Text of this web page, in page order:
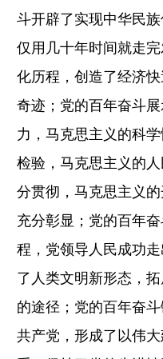
斗开辟了实现中华民
仅用几十年时间就走
化历程，创造了经济
奇迹；党的百年奋斗
力，马克思主义的科
检验，马克思主义的
分贯彻，马克思主义
充分彰显；党的百年
程，党领导人民成功
了人类文明新形态，
的途径；党的百年奋
共产党，形成了以伟